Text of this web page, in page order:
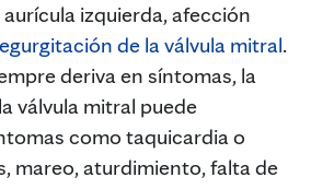
izquierda, afección
de la válvula mitral.
deriva en síntomas, la
válvula mitral puede
como taquicardia o
mareo, aturdimiento, falta de